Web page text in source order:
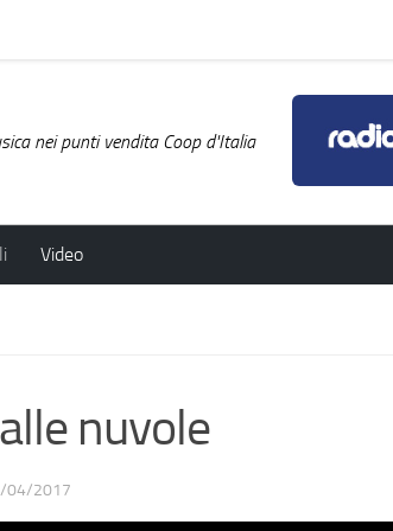
nei punti vendita Coop d'Italia
Video
nuvole
04/2017